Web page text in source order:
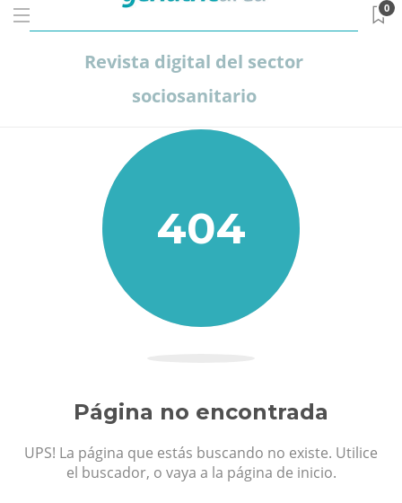
Revista digital del sector
sociosanitario
0
404
Página no encontrada
UPS! La página que estás buscando no existe. Utilice
el buscador, o vaya a la página de inicio.